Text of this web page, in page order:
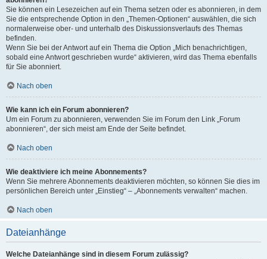
Sie können ein Lesezeichen auf ein Thema setzen oder es abonnieren, in dem
Sie die entsprechende Option in den „Themen-Optionen“ auswählen, die sich
normalerweise ober- und unterhalb des Diskussionsverlaufs des Themas
befinden.
Wenn Sie bei der Antwort auf ein Thema die Option „Mich benachrichtigen,
sobald eine Antwort geschrieben wurde“ aktivieren, wird das Thema ebenfalls
für Sie abonniert.
Nach oben
Wie kann ich ein Forum abonnieren?
Um ein Forum zu abonnieren, verwenden Sie im Forum den Link „Forum
abonnieren“, der sich meist am Ende der Seite befindet.
Nach oben
Wie deaktiviere ich meine Abonnements?
Wenn Sie mehrere Abonnements deaktivieren möchten, so können Sie dies im
persönlichen Bereich unter „Einstieg“ – „Abonnements verwalten“ machen.
Nach oben
Dateianhänge
Welche Dateianhänge sind in diesem Forum zulässig?